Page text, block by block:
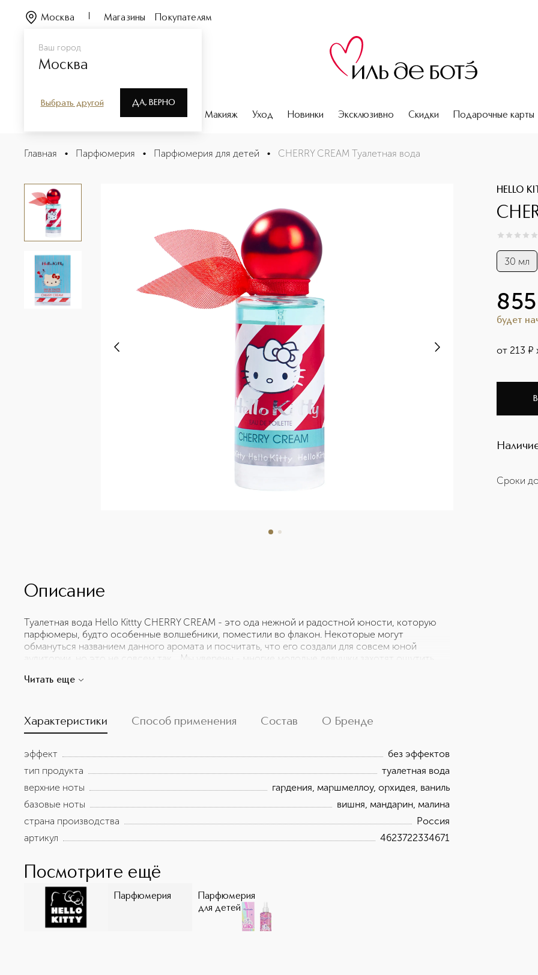
Ваш город
Москва
Выбрать другой ДА, ВЕРНО
Москва Магазины Покупателям
Парфюмерия Макияж Уход Новинки Эксклюзивно Скидки Подарочные карты
CHERRY CREAM Туалетная вода
Описание
Главная • Парфюмерия • Парфюмерия для детей • CHERRY CREAM Туалетная вода
HELLO
0из 0
30 мл
855
будет
от 213 ¤
Сроки
Описание
Туалетная вода Hello Kittty CHERRY CREAM - это ода нежной и радостной юности, которую
парфюмеры, будто особенные волшебники, поместили во флакон. Некоторые могут
обмануться названием данного аромата и посчитать, что его создали для совсем юной
аудитории, но это не совсем так… Мы уверены - многие молодые девушки захотят ощутить,
ягодный, сладкий и одновременно свежий- аромат поднимающий настроение!
Читать еще
Характеристики Способ применения Состав О Бренде
эффект
без эффектов
тип продукта
туалетная вода
верхние ноты
гардения, маршмеллоу, орхидея, ваниль
базовые ноты
вишня, мандарин, малина
страна производства
Россия
артикул
4623722334671
Посмотрите ещё
Парфюмерия
Парфюмерия
для детей